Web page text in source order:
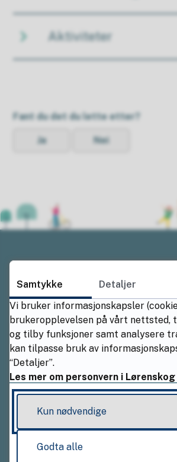
Aktiviteter
Fant du det du lette etter?
Ja Nei
Ring oss
Sentralbordet
94 01 63 82
Åpningstider
Mandag–fredag kl. 08.00–15.30
Tilgjengelighetserklæring Bokmål
Samtykke Detaljer
Vi bruker informasjonskapsler
brukeropplevelsen på vårt nettsted,
og tilby funksjoner samt analysere
kan tilpasse bruk av
“Detaljer”.
Les mer om personvern i Lørenskog
Kun nødvendige
Godta alle